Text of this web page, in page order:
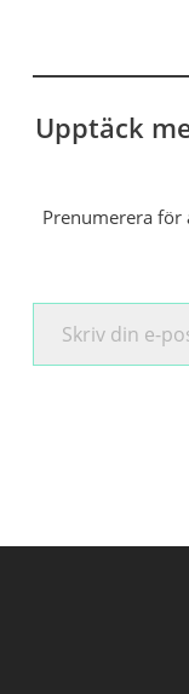
Upptäck
Prenumerera för
Skriv din e-post …